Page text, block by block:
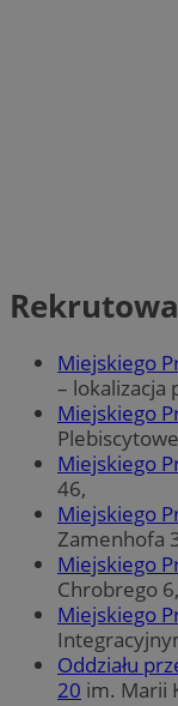
Miejskiego
– lokalizacja
Miejskiego
Miejskiego
46,
Miejskiego
Zamenhofa
Miejskiego
Chrobrego 6,
Miejskiego
Oddziału
20 im. Marii